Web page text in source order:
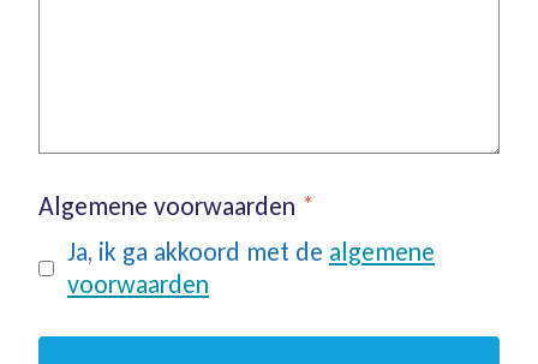
Algemene voorwaarden *
Ja, ik ga akkoord met de algemene
voorwaarden